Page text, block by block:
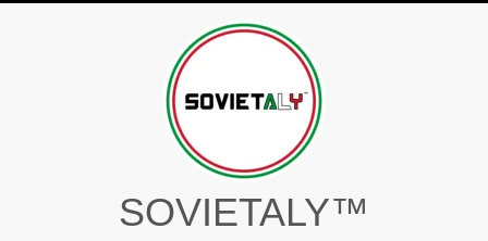
SOVIETALY™